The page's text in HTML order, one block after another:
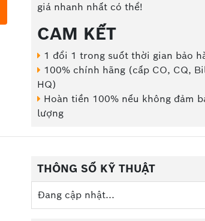
giá nhanh nhất có thể!
CAM KẾT
1 đổi 1 trong suốt thời gian bảo
100% chính hãng (cấp CO, CQ,
HQ)
Hoàn tiền 100% nếu không đảm
lượng
THÔNG SỐ KỸ THUẬT
Đang cập nhật...